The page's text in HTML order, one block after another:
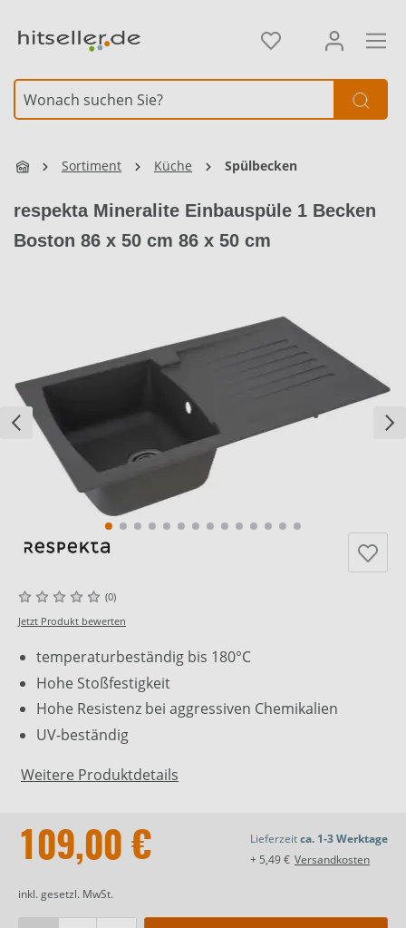
Sortiment Küche Spülbecken
respekta Mineralite Einbauspüle 1 Becken
Boston 86 x 50 cm 86 x 50 cm
(0)
Jetzt Produkt bewerten
temperaturbeständig bis 180°C
Hohe Stoßfestigkeit
Hohe Resistenz bei aggressiven Chemikalien
UV-beständig
Weitere Produktdetails
109,00 €
inkl. gesetzl. MwSt.
Lieferzeitca. 1-3 Werktage
+ 5,49 € Versandkosten
Element überspringen